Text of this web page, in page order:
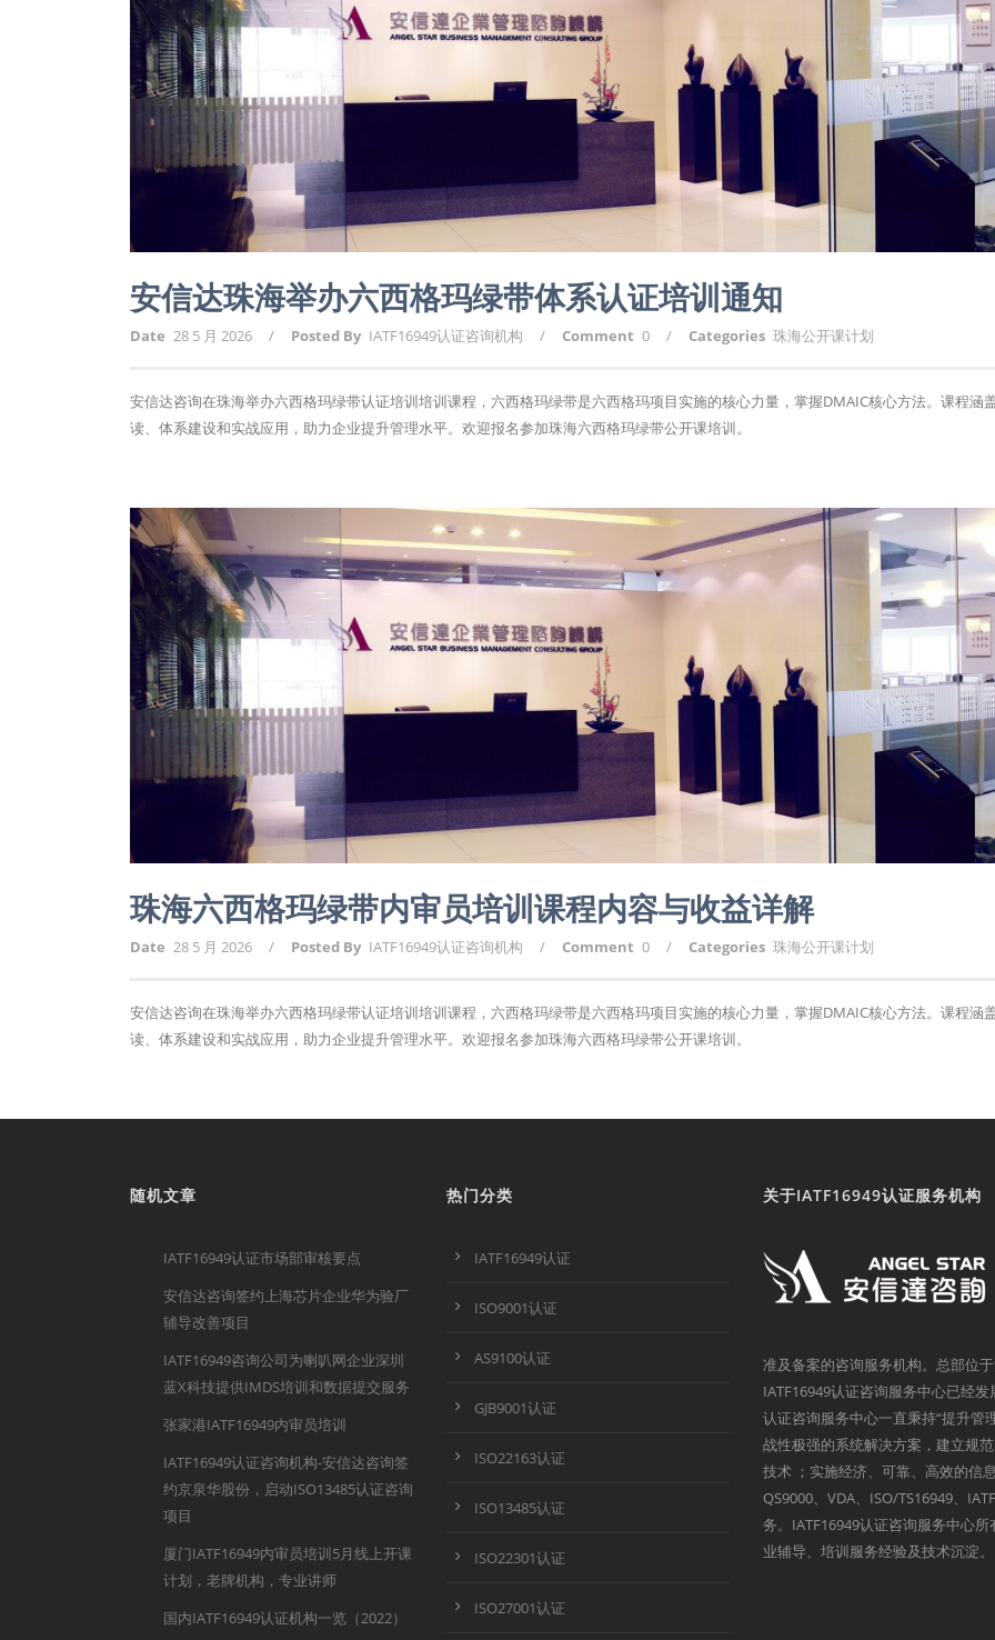
安信达珠海举办六西格玛绿带体系认证培训通知
Date 28 5 月 2026 / Posted By IATF16949认证咨询机构 / Comment 0 / Categories 珠海公开课计划
安信达咨询在珠海举办六西格玛绿带认证培训培训课程，六西格玛绿带是六西格玛项目实施的核心力量，掌握DMAIC核心方法。课程涵
读、体系建设和实战应用，助力企业提升管理水平。欢迎报名参加珠海六西格玛绿带公开课培训。
珠海六西格玛绿带内审员培训课程内容与收益详解
Date 28 5 月 2026 / Posted By IATF16949认证咨询机构 / Comment 0 / Categories 珠海公开课计划
安信达咨询在珠海举办六西格玛绿带认证培训培训课程，六西格玛绿带是六西格玛项目实施的核心力量，掌握DMAIC核心方法。课程涵
读、体系建设和实战应用，助力企业提升管理水平。欢迎报名参加珠海六西格玛绿带公开课培训。
随机文章
IATF16949认证市场部审核要点
安信达咨询签约上海芯片企业华为验厂
辅导改善项目
IATF16949咨询公司为喇叭网企业深圳
蓝X科技提供IMDS培训和数据提交服务
张家港IATF16949内审员培训
IATF16949认证咨询机构-安信达咨询签
约京泉华股份，启动ISO13485认证咨询
项目
厦门IATF16949内审员培训5月线上开课
计划，老牌机构，专业讲师
国内IATF16949认证机构一览（2022）
热门分类
IATF16949认证
ISO9001认证
AS9100认证
GJB9001认证
ISO22163认证
ISO13485认证
ISO22301认证
ISO27001认证
关于IATF16949认证服务机构
准及备案的咨询服务机构。总部位
IATF16949认证咨询服务中心已经
认证咨询服务中心一直秉持“提升管
战性极强的系统解决方案，建立规
技术 ；实施经济、可靠、高效的信
QS9000、VDA、ISO/TS16949、
务。IATF16949认证咨询服务中心
业辅导、培训服务经验及技术沉淀。